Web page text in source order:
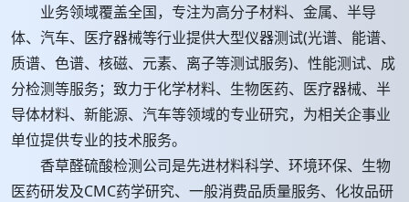
业务领域覆盖全国，专注为高分子材料、金属、半导
体、汽车、医疗器械等行业提供大型仪器测试(光谱、能谱、
质谱、色谱、核磁、元素、离子等测试服务)、性能测试、成
分检测等服务；致力于化学材料、生物医药、医疗器械、半
导体材料、新能源、汽车等领域的专业研究，为相关企事业
单位提供专业的技术服务。
香草醛硫酸检测公司是先进材料科学、环境环保、生物
医药研发及CMC药学研究、一般消费品质量服务、化妆品研